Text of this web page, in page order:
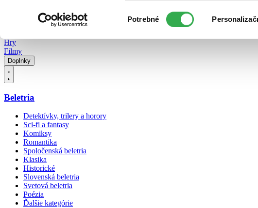
súhlasu
Potrebné
Hry
Filmy
Doplnky
Beletria
Detektívky, trilery a horory
Sci-fi a fantasy
Komiksy
Romantika
Spoločenská beletria
Klasika
Historické
Slovenská beletria
Svetová beletria
Poézia
Ďalšie kategórie